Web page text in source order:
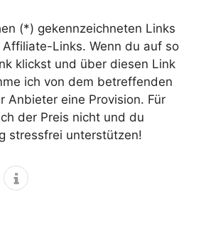
(*) gekennzeichneten Links
Links. Wenn du auf so
klickst und über diesen Link
ich von dem betreffenden
Anbieter eine Provision. Für
der Preis nicht und du
stressfrei unterstützen!